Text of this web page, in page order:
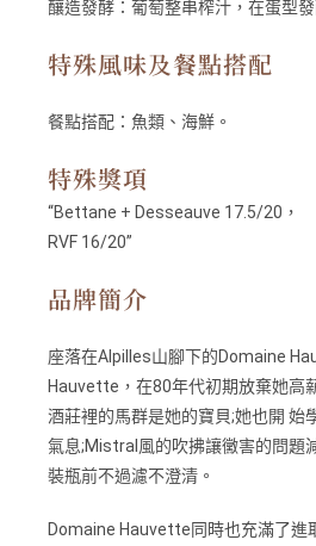
釀造發酵：葡萄整串榨汁，在蛋型
特殊風味及餐點搭配
餐點搭配： 魚類、海鮮。
特殊獎項
“Bettane + Desseauve 17.5/20，
RVF 16/20”
品牌簡介
座落在Alpilles山腳下的Domaine
Hauvette，在80年代初期放棄她高
酒莊裡的馬群是她的寶貝;她也開
氣息;Mistral風的吹拂讓黴害的問題
裝瓶前不過濾不澄清。
Domaine Hauvette同時也充滿了進